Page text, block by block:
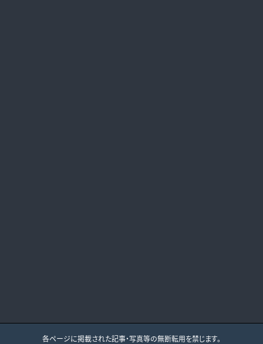
各ページに掲載された記事・写真等の無断転用を禁じます。